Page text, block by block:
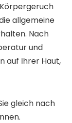
allgemeine
Nach
und
auf Ihrer Haut,
gleich nach